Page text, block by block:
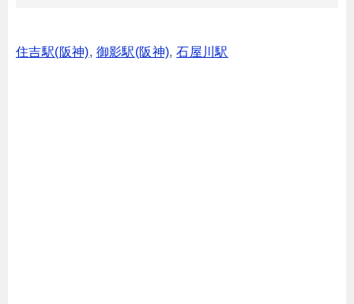
住吉駅(阪神), 御影駅(阪神),石屋川駅